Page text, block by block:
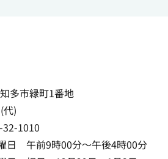
多市緑町1番地
代)
32-1010
日 午前9時00分～午後4時00分